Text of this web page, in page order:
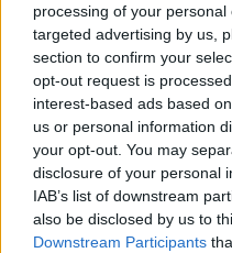
processing of your
targeted advertising by us,
section to confirm your
opt-out request is
interest-based ads based
us or personal information
your opt-out. You may
disclosure of your personal
IAB’s list of downstream
also be disclosed by us to
Downstream Participants
RANKING
Ver
34
CONSECUTIVOS
DE PAGO